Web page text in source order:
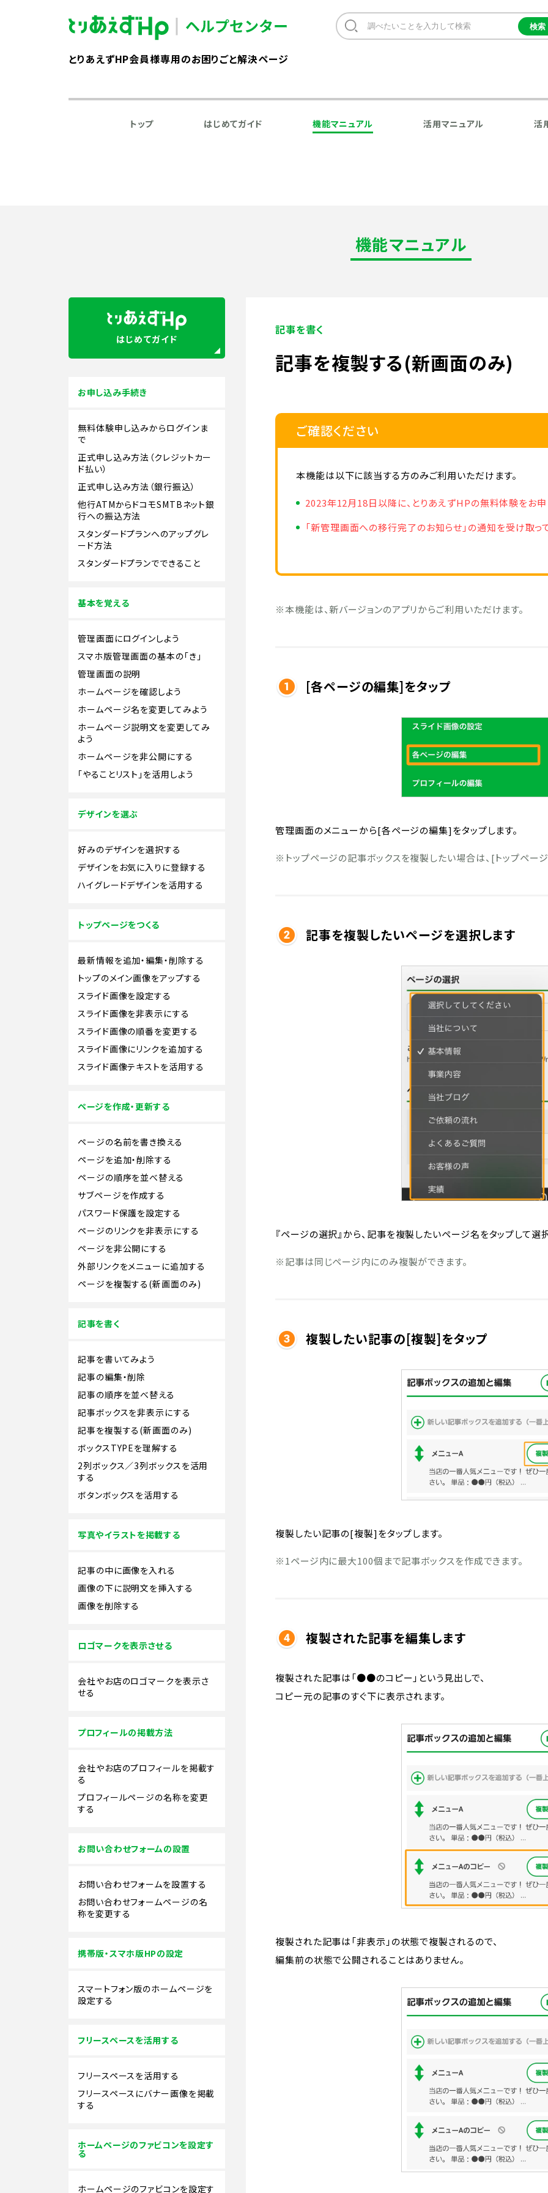
とりあえずHP会員様専用のお困りごと解決ページ
トップ はじめてガイド 機能マニュアル 活用マニュアル 活
機能マニュアル
記事を書く
記事を複製する(新画面のみ)
ご確認ください
本機能は以下に該当する方のみご利用いただけます。
2023年12月18日以降に、とりあえずHPの無料体験をお
「新管理画面への移行完了のお知らせ」の通知を受け取っ
※本機能は、新バージョンのアプリからご利用いただけます。
[各ページの編集]をタップ
管理画面のメニューから[各ページの編集]をタップします。
※トップページの記事ボックスを複製したい場合は、[トップペー
記事を複製したいページを選択します
『ページの選択』から、記事を複製したいページ名をタップして選
※記事は同じページ内にのみ複製ができます。
複製したい記事の[複製]をタップ
複製したい記事の[複製]をタップします。
※1ページ内に最大100個まで記事ボックスを作成できます。
複製された記事を編集します
複製された記事は「●●のコピー」という見出しで、
コピー元の記事のすぐ下に表示されます。
複製された記事は「非表示」の状態で複製されるので、
編集前の状態で公開されることはありません。
はじめてガイド
お申し込み手続き
無料体験申し込みからログインま
で
正式申し込み方法（クレジットカー
ド払い）
正式申し込み方法（銀行振込）
他行ATMからドコモSMTBネット銀
行への振込方法
スタンダードプランへのアップグレ
ード方法
スタンダードプランでできること
基本を覚える
管理画面にログインしよう
スマホ版管理画面の基本の「き」
管理画面の説明
ホームページを確認しよう
ホームページ名を変更してみよう
ホームページ説明文を変更してみ
よう
ホームページを非公開にする
「やることリスト」を活用しよう
デザインを選ぶ
好みのデザインを選択する
デザインをお気に入りに登録する
ハイグレードデザインを活用する
トップページをつくる
最新情報を追加・編集・削除する
トップのメイン画像をアップする
スライド画像を設定する
スライド画像を非表示にする
スライド画像の順番を変更する
スライド画像にリンクを追加する
スライド画像テキストを活用する
ページを作成・更新する
ページの名前を書き換える
ページを追加・削除する
ページの順序を並べ替える
サブページを作成する
パスワード保護を設定する
ページのリンクを非表示にする
ページを非公開にする
外部リンクをメニューに追加する
ページを複製する(新画面のみ)
記事を書く
記事を書いてみよう
記事の編集・削除
記事の順序を並べ替える
記事ボックスを非表示にする
記事を複製する(新画面のみ)
ボックスTYPEを理解する
2列ボックス／3列ボックスを活用
する
ボタンボックスを活用する
写真やイラストを掲載する
記事の中に画像を入れる
画像の下に説明文を挿入する
画像を削除する
ロゴマークを表示させる
会社やお店のロゴマークを表示さ
せる
プロフィールの掲載方法
会社やお店のプロフィールを掲載す
る
プロフィールページの名称を変更
する
お問い合わせフォームの設置
お問い合わせフォームを設置する
お問い合わせフォームページの名
称を変更する
携帯版・スマホ版HPの設定
スマートフォン版のホームページを
設定する
フリースペースを活用する
フリースペースを活用する
フリースペースにバナー画像を掲載
する
ホームページのファビコンを設定す
る
ホームページのファビコンを設定す